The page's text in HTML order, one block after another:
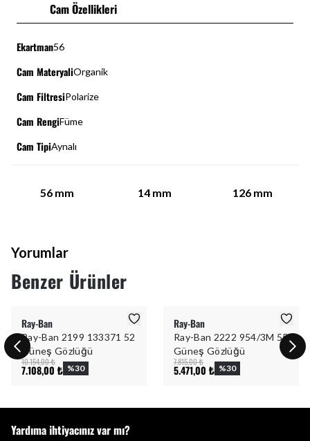
Cam Özellikleri
Ekartman56
Cam MateryaliOrganik
Cam FiltresiPolarize
Cam RengiFüme
Cam TipiAynalı
56 mm 14 mm 126 mm
Yorumlar
Benzer Ürünler
Ray-Ban
Ray-Ban 2199 133371 52
Güneş Gözlüğü
10.154,00 ₺
7.108,00 ₺ %30
Ray-Ban
Ray-Ban 2222 954/3M 55
Güneş Gözlüğü
7.815,00 ₺
5.471,00 ₺ %30
Yardıma ihtiyacınız var mı?